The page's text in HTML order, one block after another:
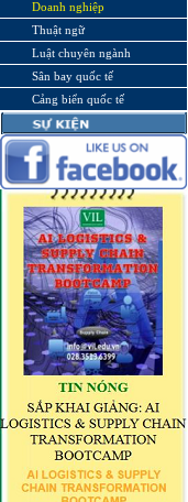
Doanh nghiệp
Thuật ngữ
Luật chuyên ngành
Sân bay quốc tế
Cảng biển quốc tế